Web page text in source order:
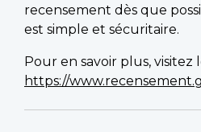
recensement dès que
est simple et sécuritaire.
Pour en savoir plus, visitez
https://